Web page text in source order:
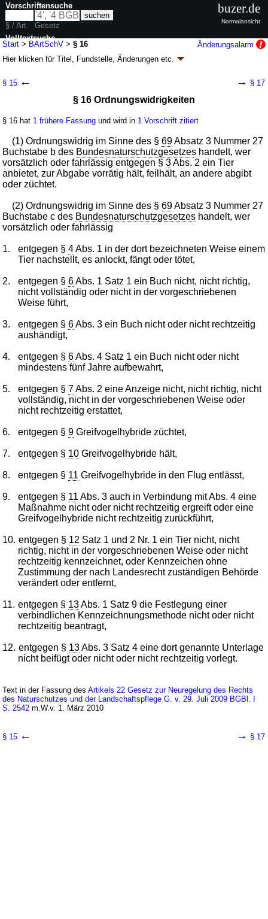
Start > BArtSchV >§ 16
Änderungsalarm
Hier klicken fürTitel, Fundstelle, Änderungen etc.
(BArtSchV)
Artikel 1 G. v. 16.02.2005 BGBl. I S. 258, 896; zuletzt geändert durch
Geltung ab 25.02.2005; FNA: 791-8-1Naturschutz
wird in 8 Vorschriften zitiert
Abschnitt 5 Ordnungswidrigkeiten
§ 15 ← → § 17
§ 16 Ordnungswidrigkeiten
§ 16 hat 1 frühere Fassung und wird in 1 Vorschrift zitiert
(1) Ordnungswidrig im Sinne des §69Absatz 3 Nummer 27
Buchstabe b des Bundesnaturschutzgesetzes handelt, wer
vorsätzlich oder fahrlässig entgegen §3Abs. 2 ein Tier
anbietet, zur Abgabe vorrätig hält, feilhält, an andere abgibt
oder züchtet.
(2) Ordnungswidrig im Sinne des §69Absatz 3 Nummer 27
Buchstabe c des Bundesnaturschutzgesetzes handelt, wer
vorsätzlich oder fahrlässig
1. entgegen §4Abs. 1 in der dort bezeichneten Weise einem
Tier nachstellt, es anlockt, fängt oder tötet,
2. entgegen §6Abs. 1 Satz 1 ein Buch nicht, nicht richtig,
nicht vollständig oder nicht in der vorgeschriebenen
Weise führt,
3. entgegen §6Abs. 3 ein Buch nicht oder nicht rechtzeitig
aushändigt,
4. entgegen §6Abs. 4 Satz 1 ein Buch nicht oder nicht
mindestens fünf Jahre aufbewahrt,
5. entgegen §7Abs. 2 eine Anzeige nicht, nicht richtig, nicht
vollständig, nicht in der vorgeschriebenen Weise oder
nicht rechtzeitig erstattet,
6. entgegen §9 Greifvogelhybride züchtet,
7. entgegen § 10 Greifvogelhybride hält,
8. entgegen § 11 Greifvogelhybride in den Flug entlässt,
9. entgegen § 11 Abs. 3 auch in Verbindung mit Abs. 4 eine
Maßnahme nicht oder nicht rechtzeitig ergreift oder eine
Greifvogelhybride nicht rechtzeitig zurückführt,
10. entgegen § 12 Satz 1 und 2 Nr. 1 ein Tier nicht, nicht
richtig, nicht in der vorgeschriebenen Weise oder nicht
rechtzeitig kennzeichnet, oder Kennzeichen ohne
Zustimmung der nach Landesrecht zuständigen Behörde
verändert oder entfernt,
11. entgegen § 13Abs. 1 Satz 9 die Festlegung einer
verbindlichen Kennzeichnungsmethode nicht oder nicht
rechtzeitig beantragt,
12. entgegen § 13Abs. 3 Satz 4 eine dort genannte Unterlage
nicht beifügt oder nicht oder nicht rechtzeitig vorlegt.
Text in der Fassung desArtikels 22 Gesetz zur Neuregelung des Rechts
des Naturschutzes und der Landschaftspflege G. v. 29. Juli 2009 BGBl. I
S. 2542 m.W.v. 1. März 2010
§ 15 ← → § 17
Vorschriftensuche
§ / Art.
Gesetz
Volltextsuche
nur in BArtSchV
buzer.de
Normalansicht